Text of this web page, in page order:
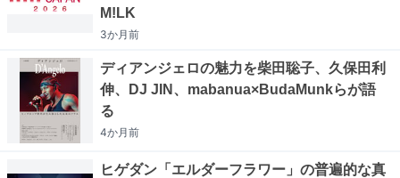
M!LK
3か月前
ディアンジェロの魅力を柴田聡子、久保田利
伸、DJ JIN、mabanua×BudaMunkらが語
る
4か月前
ヒゲダン「エルダーフラワー」の普遍的な真